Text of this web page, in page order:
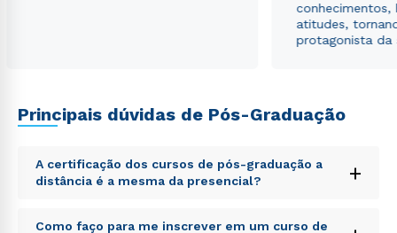
conhecimentos,
atitudes,
protagonista da
Principais dúvidas de Pós-Graduação
A certificação dos cursos de pós-graduação a
distância é a mesma da presencial?
+
Sed ut perspiciatis unde omnis iste natus error sit
Como faço para me inscrever em um curso de